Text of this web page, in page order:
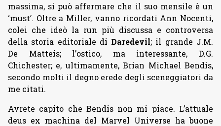
massima, si può affermare che il suo mensile è un
‘must’. Oltre a Miller, vanno ricordati Ann Nocenti,
colei che ideò la run più discussa e controversa
della storia editoriale di Daredevil; il grande J.M.
De Matteis; l’ostico, ma interessante, D.G.
Chichester; e, ultimamente, Brian Michael Bendis,
secondo molti il degno erede degli sceneggiatori da
me citati.
Avrete capito che Bendis non mi piace. L’attuale
deus ex machina del Marvel Universe ha buone